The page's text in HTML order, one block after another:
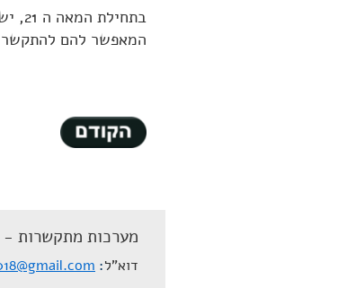
המאפשר להם
מערכות מתקשרות -
דוא"ל